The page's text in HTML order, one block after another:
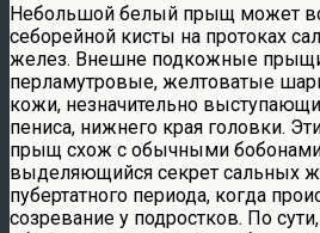
Небольшой белый прыщ может
себорейной кисты на протоках
желез. Внешне подкожные прыщи
перламутровые, желтоватые
кожи, незначительно
пениса, нижнего края головки.
прыщ схож с обычными
выделяющийся секрет сальных
пубертатного периода, когда
созревание у подростков. По